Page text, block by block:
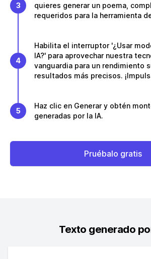
3
quieres generar un poema,
requeridos para la herramienta
4
Habilita el interruptor '¿Usar
IA?' para aprovechar nuestra
vanguardia para un rendimiento
resultados más precisos.
5
Haz clic en Generar y obtén
generadas por la IA.
Pruébalo gratis
Texto generado